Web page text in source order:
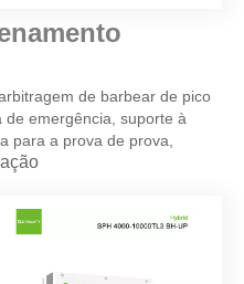
de barbear de pico
de emergência, suporte à
para a prova de prova,